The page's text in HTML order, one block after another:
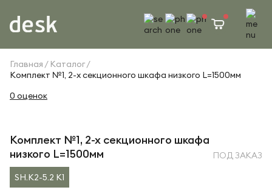
Главная
Каталог
Комплект №1, 2-х секционного шкафа низкого L=1500мм
0 оценок
Комплект №1, 2-х секционного шкафа
низкого L=1500мм
ПОД ЗАКАЗ
SH.K2-5.2 K1